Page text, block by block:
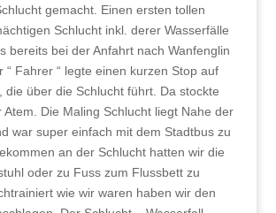
gemacht. Einen ersten tollen
Schlucht inkl. derer Wasserfälle
bereits bei der Anfahrt nach Wanfenglin
“ Fahrer “ legte einen kurzen Stop auf
die über die Schlucht führt. Da stockte
Atem. Die Maling Schlucht liegt Nahe der
war super einfach mit dem Stadtbus zu
an der Schlucht hatten wir die
oder zu Fuss zum Flussbett zu
wie wir waren haben wir den